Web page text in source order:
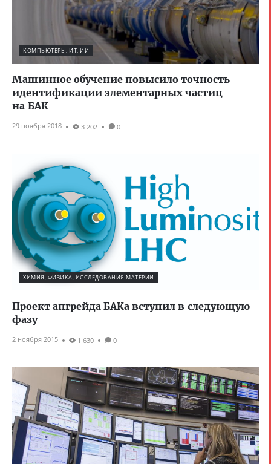
КОМПЬЮТЕРЫ, ИТ, ИИ
Машинное обучение повысило точность
идентификации элементарных частиц
на БАК
29 ноября 2018 3 202 0
ХИМИЯ, ФИЗИКА, ИССЛЕДОВАНИЯ МАТЕРИИ
Проект апгрейда БАКа вступил в следующую
фазу
2 ноября 2015 1 630 0